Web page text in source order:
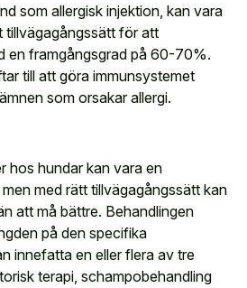
som allergisk injektion, kan vara
tillvägagångssätt för att
en framgångsgrad på 60-70%.
till att göra immunsystemet
som orsakar allergi.
hos hundar kan vara en
med rätt tillvägagångssätt kan
att må bättre. Behandlingen
på den specifika
innefatta en eller flera av tre
terapi, schampobehandling